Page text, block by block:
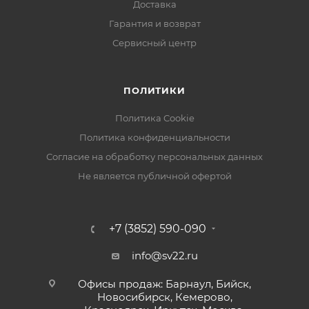
Доставка
Гарантия и возврат
Сервисный центр
ПОЛИТИКИ
Политика Cookie
Политика конфиденциальности
Согласие на обработку персональных данных
Не является публичной офертой
+7 (3852) 590-090
info@sv22.ru
Офисы продаж: Барнаул, Бийск,
Новосибирск, Кемерово,